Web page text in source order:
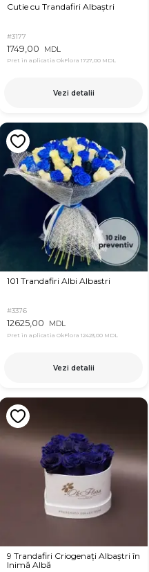
Cutie cu Trandafiri Albaștri
#3177
1749,00 MDL
Pret in aplicatia OkFlora 1727,00 MDL
Vezi detalii
101 Trandafiri Albi Albastri
#3376
12625,00 MDL
Pret in aplicatia OkFlora 12423,00 MDL
Vezi detalii
9 Trandafiri Criogenați Albaștri în
Inimă Albă